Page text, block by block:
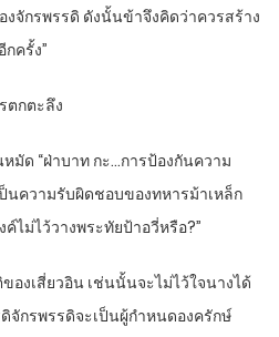
ง​จักรพรรดิ​ ดังนั้น​ข้า​จึงคิด​ว่า​ควร​สร้าง​
ครั้ง​”
ตกตะลึง​
ด​ “ฝ่าบาท​ กะ​…การป้องกัน​ความ
น​ความรับผิดชอบ​ของ​ทหารม้า​เหล็ก​
ไม่ไว้​วาง​พระทัย​ป้า​อวี่​หรือ​?”
ง​เสี่ยว​อิน​ เช่นนั้น​จะไม่ไว้ใจ​นาง​ได้​
จักรพรรดิ​จะเป็น​ผู้กำหนด​องครักษ์​